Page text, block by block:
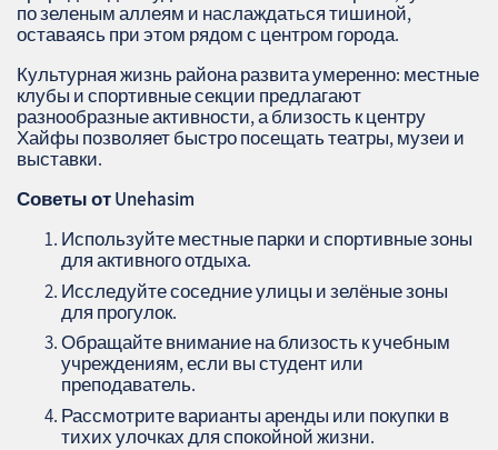
по зеленым аллеям и наслаждаться тишиной,
оставаясь при этом рядом с центром города.
Культурная жизнь района развита умеренно: местные
клубы и спортивные секции предлагают
разнообразные активности, а близость к центру
Хайфы позволяет быстро посещать театры, музеи и
выставки.
Советы от Unehasim
Используйте местные парки и спортивные зоны
для активного отдыха.
Исследуйте соседние улицы и зелёные зоны
для прогулок.
Обращайте внимание на близость к учебным
учреждениям, если вы студент или
преподаватель.
Рассмотрите варианты аренды или покупки в
тихих улочках для спокойной жизни.